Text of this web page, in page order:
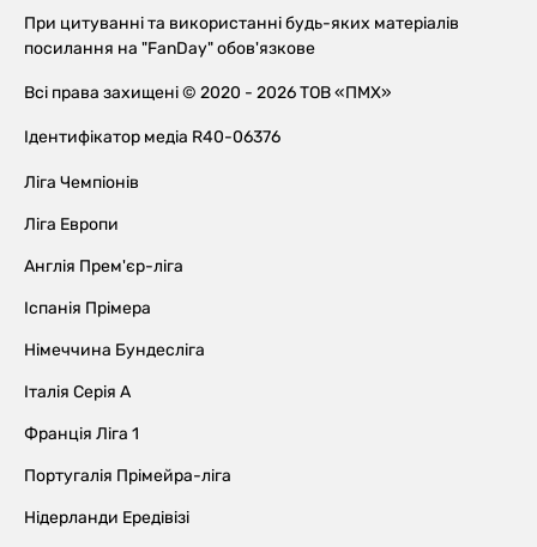
При цитуванні та використанні будь-яких матеріалів
посилання на "FanDay" обов'язкове
Всі права захищені © 2020 - 2026 ТОВ «ПМХ»
Ідентифікатор медіа R40-06376
Ліга Чемпіонів
Ліга Европи
Англія Прем'єр-ліга
Іспанія Прімера
Німеччина Бундесліга
Італія Серія А
Франція Ліга 1
Португалія Прімейра-ліга
Нідерланди Ередівізі